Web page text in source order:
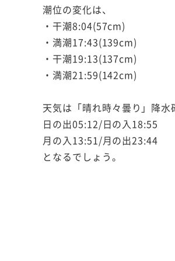
潮位の変化は、
・干潮8:04(57cm)
・満潮17:43(139cm)
・干潮19:13(137cm)
・満潮21:59(142cm)
天気は「晴れ時々曇り」降水
日の出05:12/日の入18:55
月の入13:51/月の出23:44
となるでしょう。